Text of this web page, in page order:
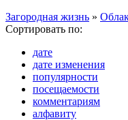
Загородная жизнь »
Сортировать по:
дате
дате изменения
популярности
посещаемости
комментариям
алфавиту